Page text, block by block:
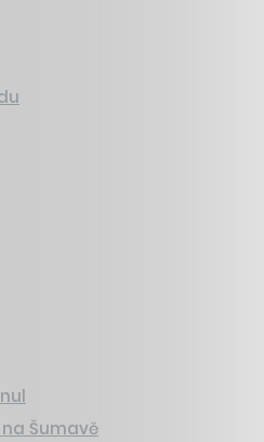
Šumavě